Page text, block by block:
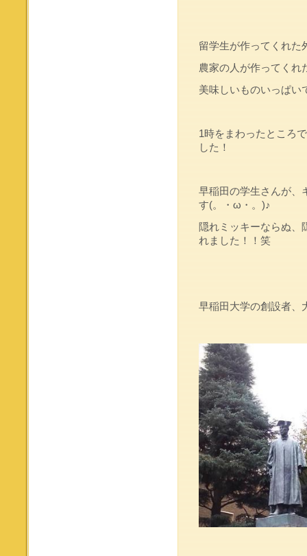
留学生が作ってくれた
農家の人が作ってくれ
美味しいものいっぱ
1時をまわったところ
した！
早稲田の学生さんが、
す(。・ω・。)♪
隠れミッキーならぬ、
れました！！笑
早稲田大学の創設者、